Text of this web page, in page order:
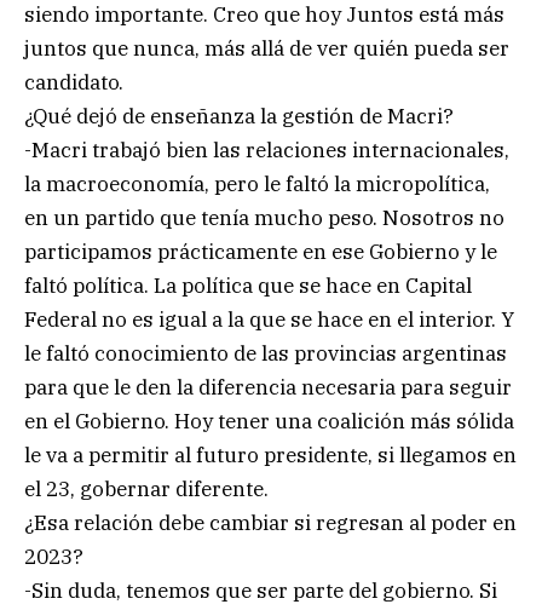
siendo importante. Creo que hoy Juntos está más
juntos que nunca, más allá de ver quién pueda ser
candidato.
¿Qué dejó de enseñanza la gestión de Macri?
-Macri trabajó bien las relaciones internacionales,
la macroeconomía, pero le faltó la micropolítica,
en un partido que tenía mucho peso. Nosotros no
participamos prácticamente en ese Gobierno y le
faltó política. La política que se hace en Capital
Federal no es igual a la que se hace en el interior. Y
le faltó conocimiento de las provincias argentinas
para que le den la diferencia necesaria para seguir
en el Gobierno. Hoy tener una coalición más sólida
le va a permitir al futuro presidente, si llegamos en
el 23, gobernar diferente.
¿Esa relación debe cambiar si regresan al poder en
2023?
-Sin duda, tenemos que ser parte del gobierno. Si